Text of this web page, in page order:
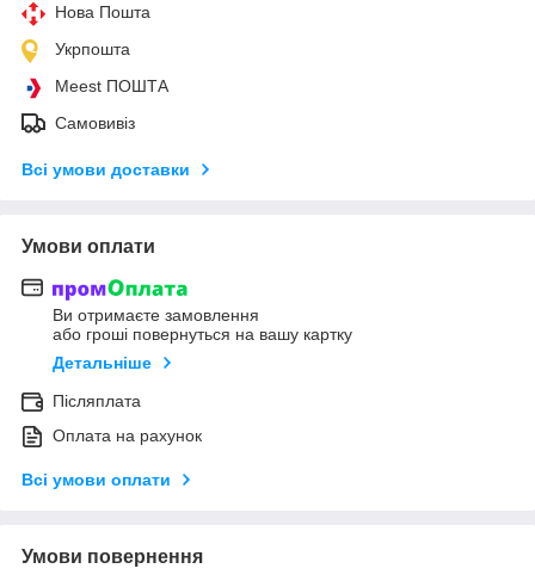
Нова Пошта
Укрпошта
Meest ПОШТА
Самовивіз
Всі умови доставки
Умови оплати
Ви отримаєте замовлення
або гроші повернуться на вашу картку
Детальніше
Післяплата
Оплата на рахунок
Всі умови оплати
Умови повернення